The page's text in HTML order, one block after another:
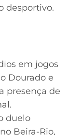
desportivo.
em jogos
Dourado e
presença de
duelo
Beira-Rio,